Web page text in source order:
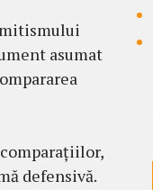
asumat
defensivă.